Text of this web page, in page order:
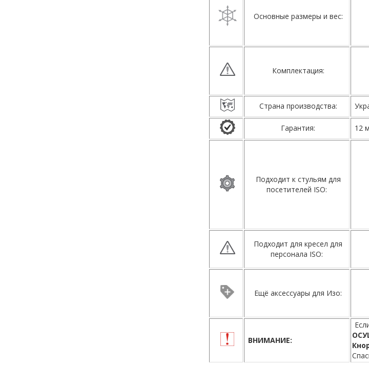
Основные размеры и вес:
Комплектация:
Страна производства:
Гарантия: 12
Подходит к стульям для
посетителей ISO:
Подходит для кресел для
персонала ISO:
Ещё аксессуары для Изо:
ВНИМАНИЕ: